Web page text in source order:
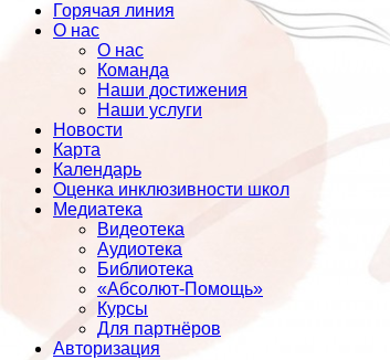
Горячая линия
О нас
О нас
Команда
Наши достижения
Наши услуги
Новости
Карта
Календарь
Оценка инклюзивности школ
Медиатека
Видеотека
Аудиотека
Библиотека
«Абсолют-Помощь»
Курсы
Для партнёров
Авторизация